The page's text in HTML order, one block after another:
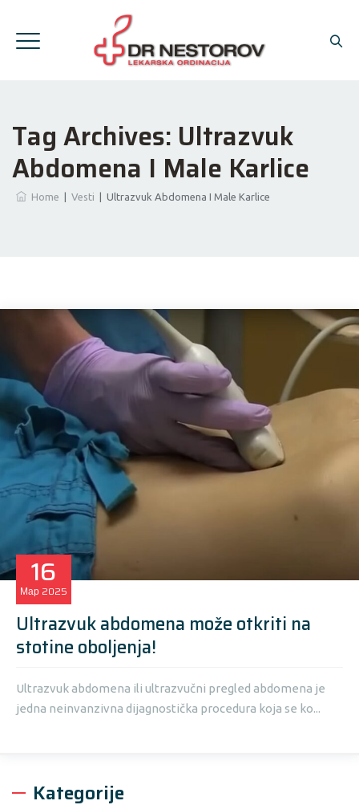
Tag Archives: Ultrazvuk
Abdomena I Male Karlice
Home Vesti Ultrazvuk Abdomena I Male Karlice
16
Мар 2025
Ultrazvuk abdomena može otkriti na
stotine oboljenja!
Ultrazvuk abdomena ili ultrazvučni pregled abdomena je
jedna neinvanzivna dijagnostička procedura koja se ko...
Kategorije